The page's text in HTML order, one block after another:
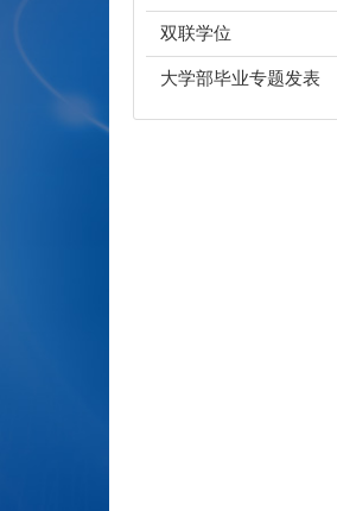
双联学位
大学部毕业专题发表